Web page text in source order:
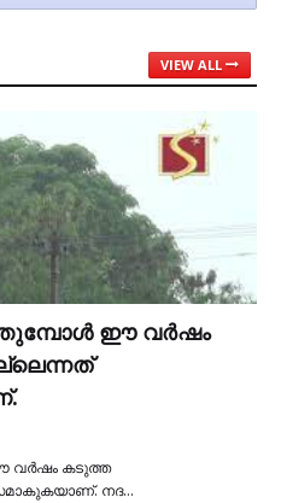
VIEW ALL
ഈ വര്‍ഷം
വര്‍ഷം കടുത്ത
നദ…